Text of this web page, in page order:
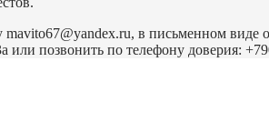
в письменном виде
позвонить по телефону доверия: